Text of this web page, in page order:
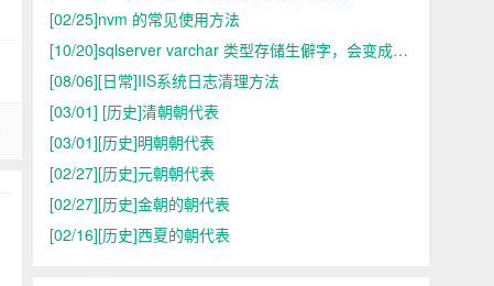
[02/25]nvm 的常见使用方法
[10/20]sqlserver varchar 类型存储生僻字，会变成问号，而nvarchar类型不会 是什么原理？ （䶮）
[08/06][日常]IIS系统日志清理方法
[03/01] [历史]清朝朝代表
[03/01][历史]明朝朝代表
[02/27][历史]元朝朝代表
[02/27][历史]金朝的朝代表
[02/16][历史]西夏的朝代表